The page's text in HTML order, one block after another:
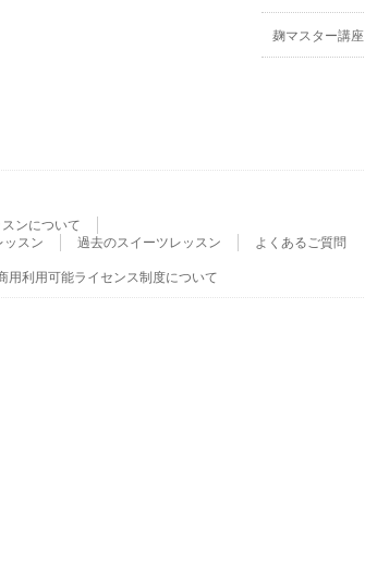
麹マスター講座
ンについて
ッスン 過去のスイーツレッスン よくあるご質問
用利用可能ライセンス制度について